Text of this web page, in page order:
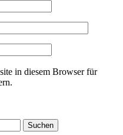
in diesem Browser für
Suchen